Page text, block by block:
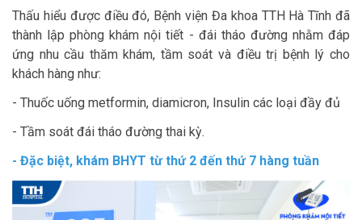
Thấu hiểu được điều đó, Bệnh viện Đa khoa TTH Hà Tĩnh đã
thành lập phòng khám nội tiết - đái tháo đường nhằm đáp
ứng nhu cầu thăm khám, tầm soát và điều trị bệnh lý cho
khách hàng như:
- Thuốc uống metformin, diamicron, Insulin các loại đầy đủ
- Tầm soát đái tháo đường thai kỳ.
- Đặc biệt, khám BHYT từ thứ 2 đến thứ 7 hàng tuần